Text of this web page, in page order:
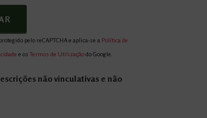
pelo reCAPTCHA e aplica-se a Política de
e os Termos de Utilizaçãodo Google.
não vinculativas e não